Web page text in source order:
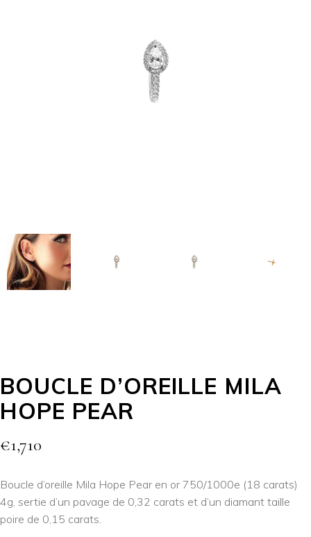
BOUCLE D’OREILLE MILA
HOPE PEAR
€1,710
Boucle d’oreille Mila Hope Pear en or 750/1000e (18 carats)
4g, sertie d’un pavage de 0,32 carats et d’un diamant taille
poire de 0,15 carats.